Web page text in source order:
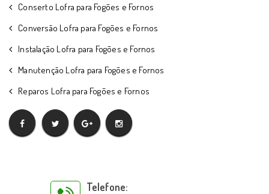
Conserto Lofra para Fogões e Fornos
Conversão Lofra para Fogões e Fornos
Instalação Lofra para Fogões e Fornos
Manutenção Lofra para Fogões e Fornos
Reparos Lofra para Fogões e Fornos
Telefone: